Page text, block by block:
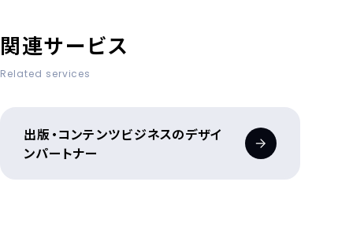
関連サービス
Related services
出版・コンテンツビジネスのデザイ
ンパートナー